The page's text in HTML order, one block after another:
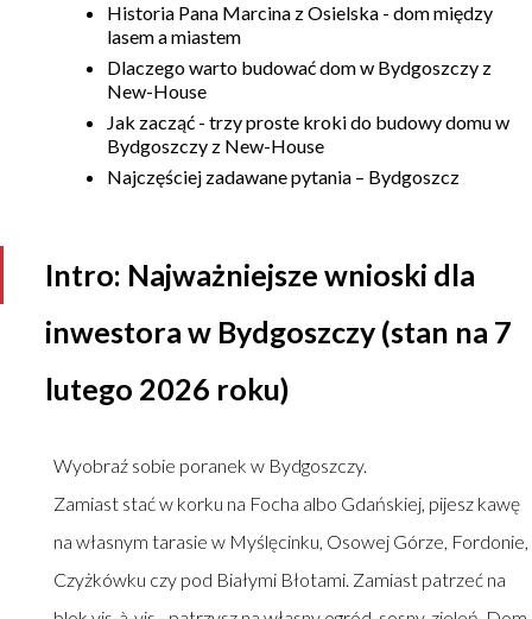
ZAPISZ SIĘ
Historia Pana Marcina z Osielska - dom między
lasem a miastem
Dlaczego warto budować dom w Bydgoszczy z
New-House
Jak zacząć - trzy proste kroki do budowy domu w
Bydgoszczy z New-House
Najczęściej zadawane pytania – Bydgoszcz
Intro: Najważniejsze wnioski dla
inwestora w Bydgoszczy (stan na 7
lutego 2026 roku)
Wyobraź sobie poranek w Bydgoszczy.
Zamiast stać w korku na Focha albo Gdańskiej, pijesz kawę
na własnym tarasie w Myślęcinku, Osowej Górze, Fordonie,
Czyżkówku czy pod Białymi Błotami. Zamiast patrzeć na